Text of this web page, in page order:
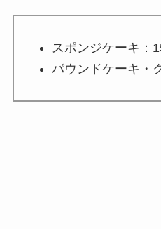
スポンジケーキ：
パウンドケーキ・